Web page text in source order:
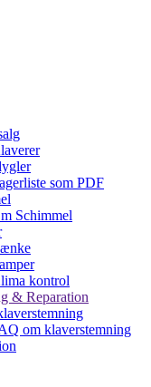
som PDF
Schimmel
kontrol
& Reparation
om klaverstemning